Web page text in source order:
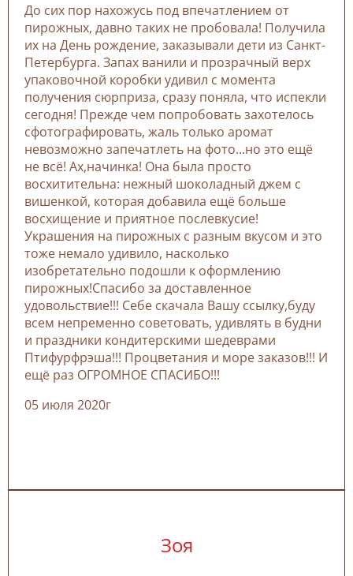
До сих пор нахожусь под впечатлением от
пирожных, давно таких не пробовала! Получила
их на День рождение, заказывали дети из Санкт-
Петербурга. Запах ванили и прозрачный верх
упаковочной коробки удивил с момента
получения сюрприза, сразу поняла, что испекли
сегодня! Прежде чем попробовать захотелось
сфотографировать, жаль только аромат
невозможно запечатлеть на фото...но это ещё
не всё! Ах,начинка! Она была просто
восхитительна: нежный шоколадный джем с
вишенкой, которая добавила ещё больше
восхищение и приятное послевкусие!
Украшения на пирожных с разным вкусом и это
тоже немало удивило, насколько
изобретательно подошли к оформлению
пирожных!Спасибо за доставленное
удовольствие!!! Себе скачала Вашу ссылку,буду
всем непременно советовать, удивлять в будни
и праздники кондитерскими шедеврами
Птифурфрэша!!! Процветания и море заказов!!! И
ещё раз ОГРОМНОЕ СПАСИБО!!!
05 июля 2020г
Зоя